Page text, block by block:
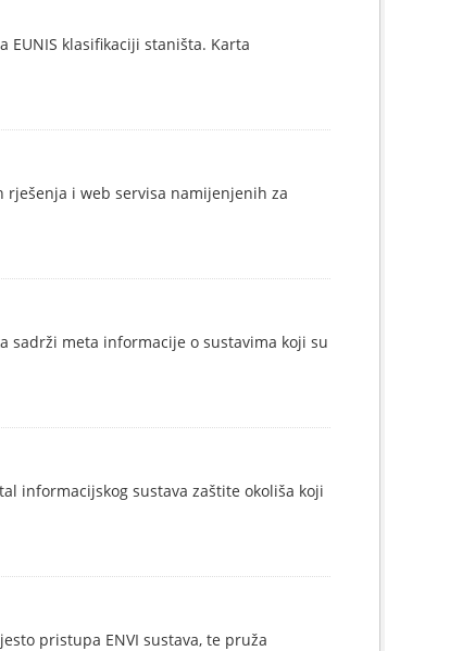
klasifikaciji staništa. Karta
i web servisa namijenjenih za
sadrži meta informacije o sustavima koji su
informacijskog sustava zaštite okoliša koji
pristupa ENVI sustava, te pruža